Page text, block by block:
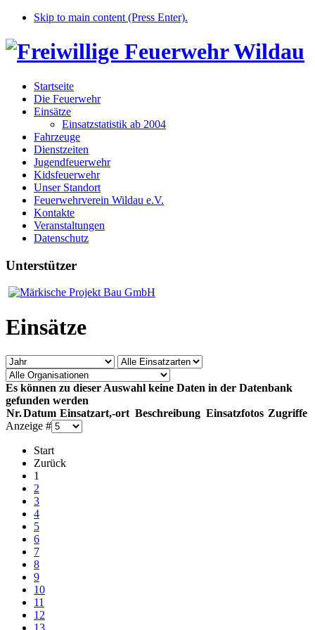
Skip to main content (Press Enter).
Startseite
Die Feuerwehr
Einsätze
Einsatzstatistik ab 2004
Fahrzeuge
Dienstzeiten
Jugendfeuerwehr
Kidsfeuerwehr
Unser Standort
Feuerwehrverein Wildau e.V.
Kontakte
Veranstaltungen
Datenschutz
Unterstützer
Einsätze
Es können zu dieser Auswahl keine Daten in der Datenbank
gefunden werden
Nr.Datum Einsatzart,-ort Beschreibung Einsatzfotos Zugriffe
Anzeige #
Start
Zurück
1
2
3
4
5
6
7
8
9
10
11
12